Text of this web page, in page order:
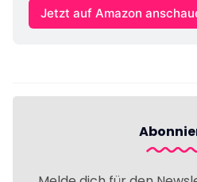
Jetzt auf Amazon